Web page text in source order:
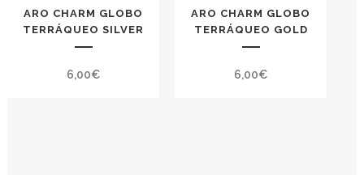
ARO CHARM GLOBO
TERRÁQUEO SILVER
6,00€
ARO CHARM GLOBO
TERRÁQUEO GOLD
6,00€